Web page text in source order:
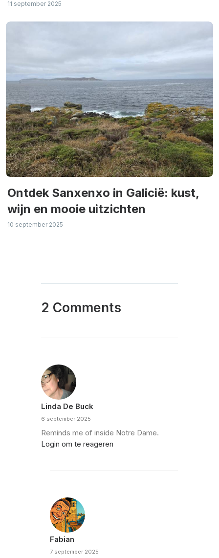
11 september 2025
Ontdek Sanxenxo in Galicië: kust,
wijn en mooie uitzichten
10 september 2025
2 Comments
Linda De Buck
6 september 2025
Reminds me of inside Notre Dame.
Login om te reageren
Fabian
7 september 2025